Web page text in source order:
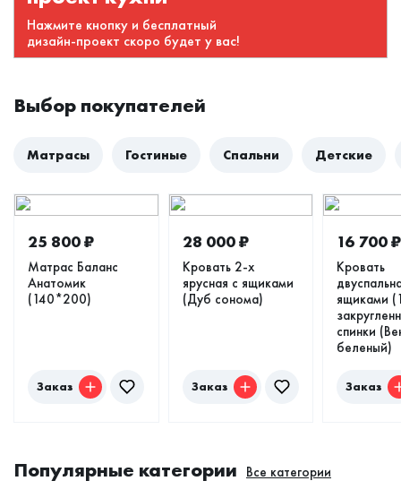
Нажмите кнопку и бесплатный
дизайн-проект скоро будет у вас!
Выбор покупателей
Матрасы Гостиные Спальни Детские
25 800₽
Матрас Баланс
Анатомик
(140*200)
Заказ
28 000₽
Кровать 2-х
ярусная с ящиками
(Дуб сонома)
Заказ
16 700₽
Кровать
ящиками
спинки
беленый)
Заказ
Популярные категории Все категории